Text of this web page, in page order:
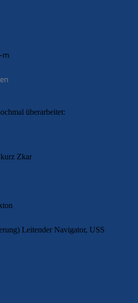
m
überarbeitet:
Zkar
Leitender Navigator, USS